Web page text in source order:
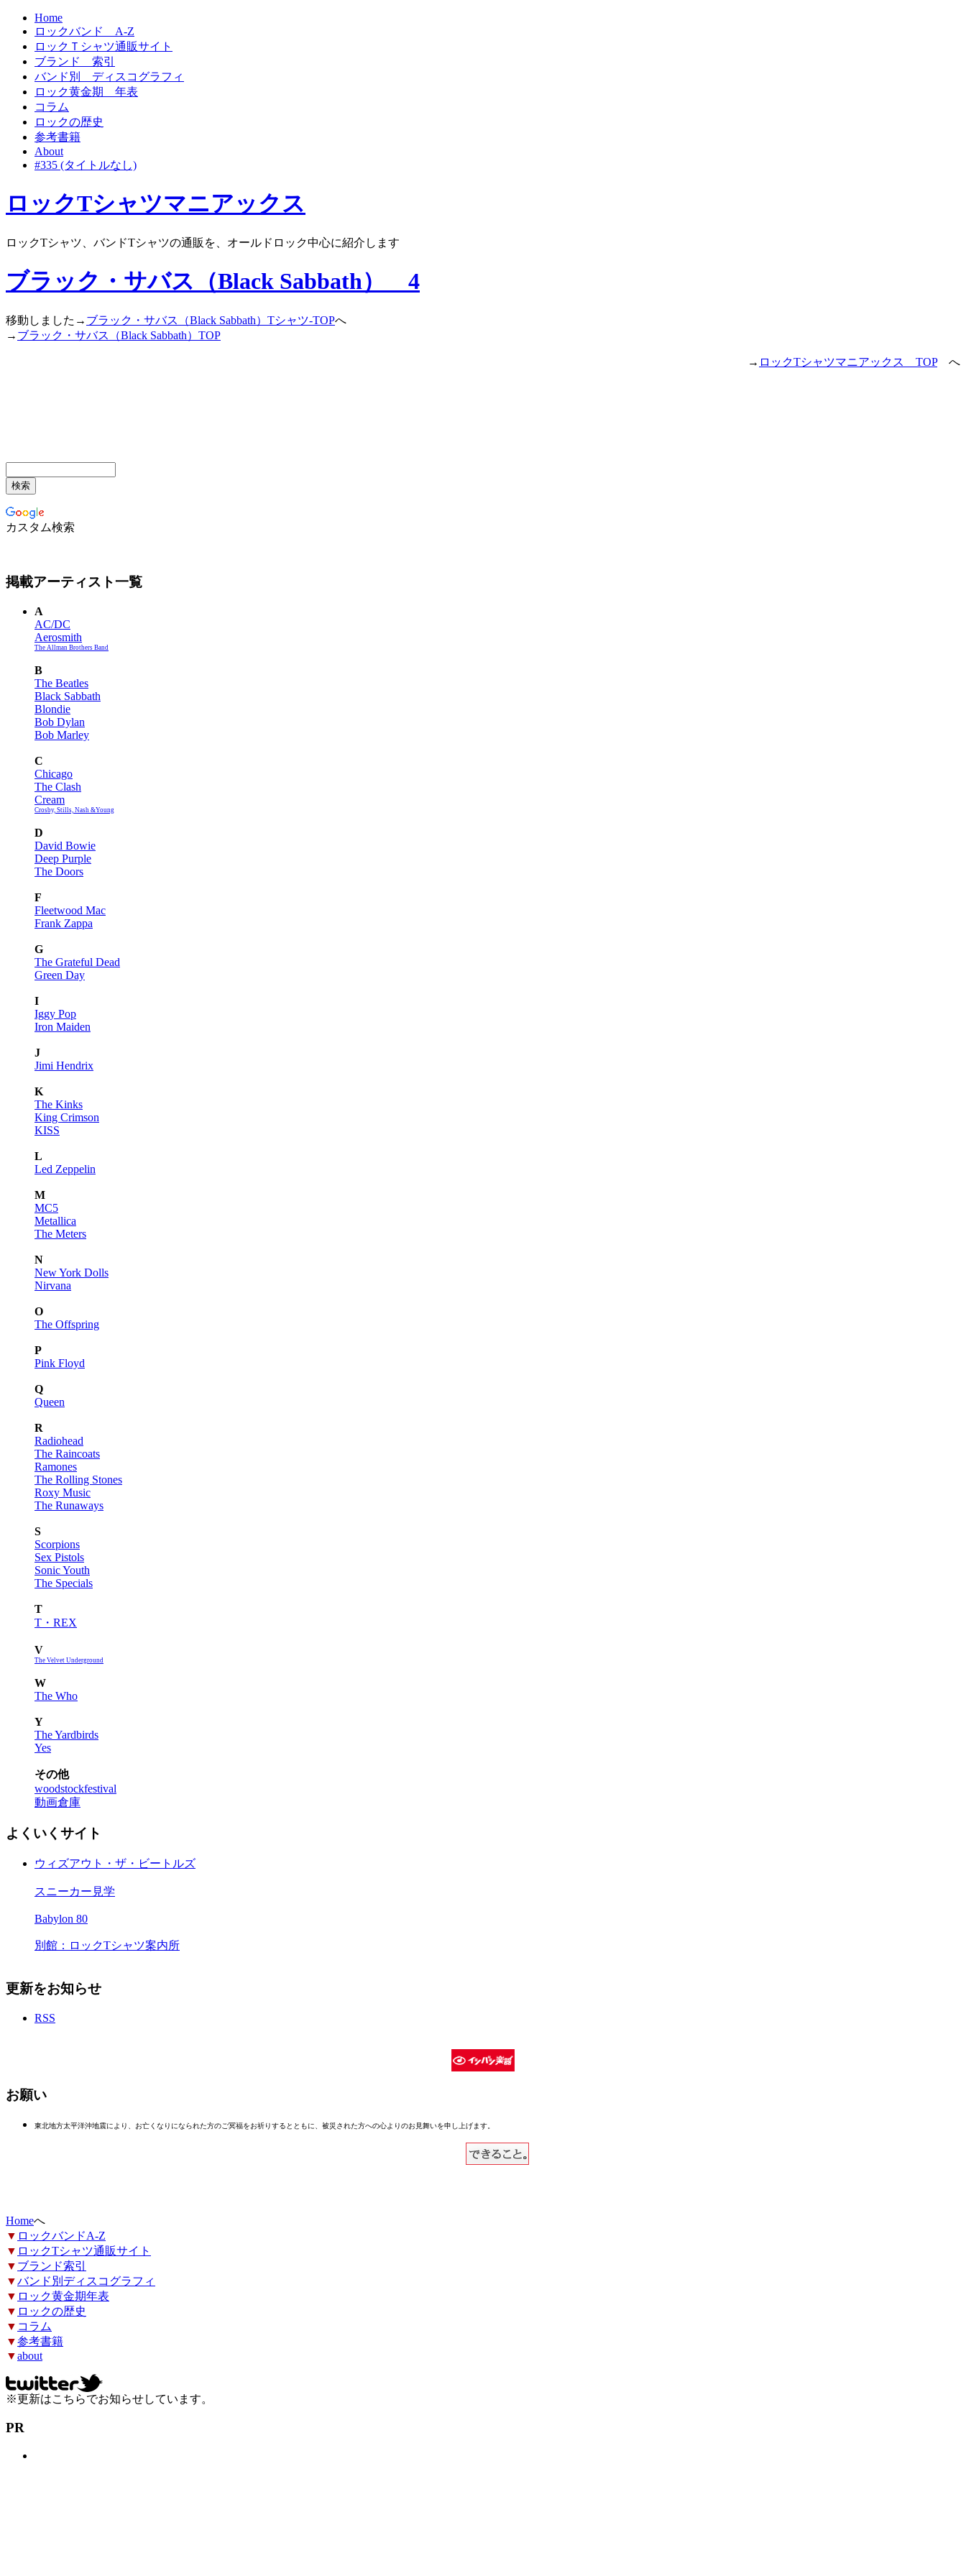
Home
ロックバンド A-Z
ロックＴシャツ通販サイト
ブランド 索引
バンド別 ディスコグラフィ
ロック黄金期 年表
コラム
ロックの歴史
参考書籍
About
#335 (タイトルなし)
ロックTシャツマニアックス
ロックTシャツ、バンドTシャツの通販を、オールドロック中心に紹介します
ブラック・サバス（Black Sabbath） 4
移動しました→ ブラック・サバス（Black Sabbath）Tシャツ-TOPへ
→ ブラック・サバス（Black Sabbath）TOP
→ ロックTシャツマニアックス TOPへ
カスタム検索
掲載アーティスト一覧
A
AC/DC
Aerosmith
The Allman Brothers Band
B
The Beatles
Black Sabbath
Blondie
Bob Dylan
Bob Marley
C
Chicago
The Clash
Cream
Crosby, Stills, Nash &Young
D
David Bowie
Deep Purple
The Doors
F
Fleetwood Mac
Frank Zappa
G
The Grateful Dead
Green Day
I
Iggy Pop
Iron Maiden
J
Jimi Hendrix
K
The Kinks
King Crimson
KISS
L
Led Zeppelin
M
MC5
Metallica
The Meters
N
New York Dolls
Nirvana
O
The Offspring
P
Pink Floyd
Q
Queen
R
Radiohead
The Raincoats
Ramones
The Rolling Stones
Roxy Music
The Runaways
S
Scorpions
Sex Pistols
Sonic Youth
The Specials
T
T・REX
V
The Velvet Underground
W
The Who
Y
The Yardbirds
Yes
その他
woodstockfestival
動画倉庫
よくいくサイト
ウィズアウト・ザ・ビートルズ
スニーカー見学
Babylon 80
別館：ロックTシャツ案内所
更新をお知らせ
RSS
お願い
東北地方太平洋沖地震により、お亡くなりになられた方のご冥福をお祈りするとともに、被災された方への心よりのお見舞いを申し上げます。
Homeへ
▼ ロックバンドA-Z
▼ ロックTシャツ通販サイト
▼ ブランド索引
▼バンド別ディスコグラフィ
▼ ロック黄金期年表
▼ ロックの歴史
▼ コラム
▼参考書籍
▼about
※更新はこちらでお知らせしています。
PR